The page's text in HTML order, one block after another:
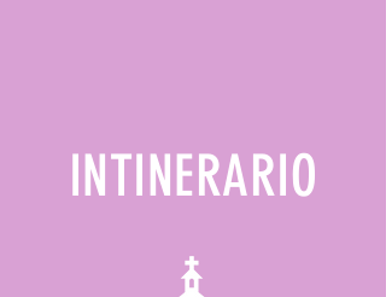
INTINERARIO